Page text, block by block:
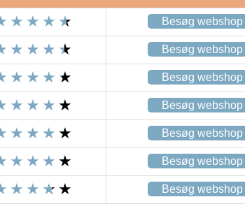
Besøg webshop
Besøg webshop
Besøg webshop
Besøg webshop
Besøg webshop
Besøg webshop
Besøg webshop